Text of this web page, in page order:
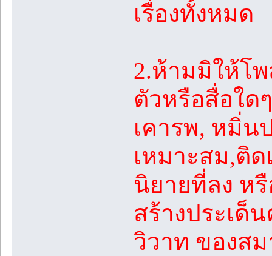
เรื่องทั้งหมด
2.ห้ามมิให้โ
ตัวหรือสื่อใด
เคารพ, หมิ่น
เหมาะสม,ติ
นิยายที่ลง ห
สร้างประเด็
วิวาท ของสม